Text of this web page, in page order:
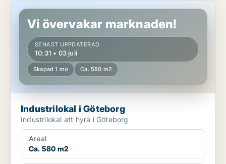
Industrilokal i Göteborg
Vi övervakar marknaden!
SENAST UPPDATERAD
10:31 • 03 juli
Skapad 1 mo Ca. 580 m2
Industrilokal i Göteborg
Industrilokal att hyra i Göteborg
Areal
Ca. 580 m2